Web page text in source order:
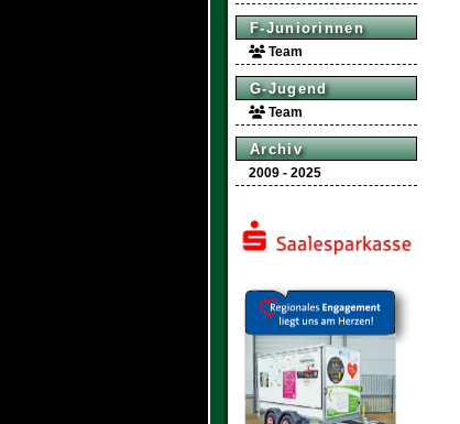
F-Juniorinnen
Team
G-Jugend
Team
Archiv
2009 - 2025